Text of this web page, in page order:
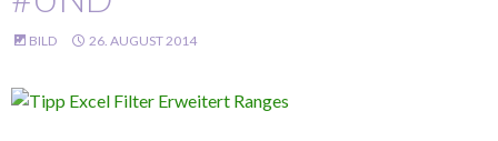
BILD 26. AUGUST 2014